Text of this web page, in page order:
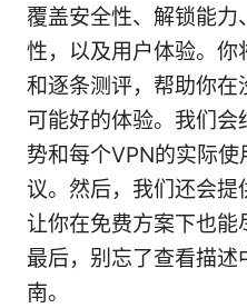
覆盖安全性、解锁能
性，以及用户体验。你
和逐条测评，帮助你
可能好的体验。我们
势和每个VPN的实际
议。然后，我们还会提
让你在免费方案下也能
最后，别忘了查看描
南。